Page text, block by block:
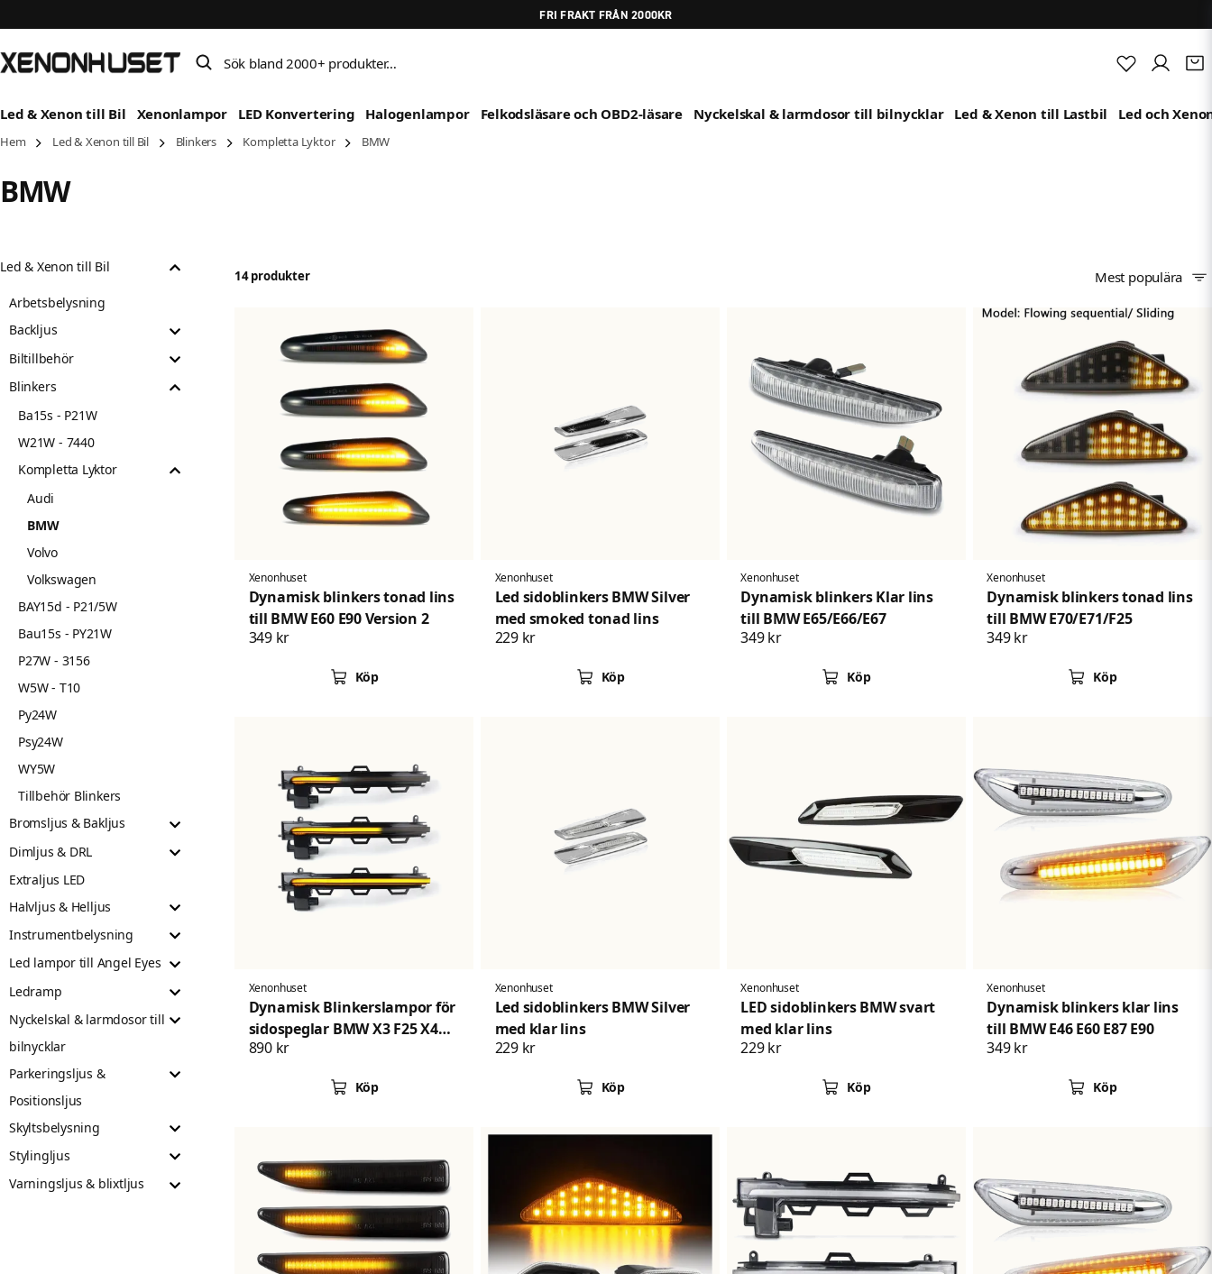
FRI FRAKT FRÅN 2000KR
Sök bland 2000+ produkter…
Led & Xenon till Bil Xenonlampor LED Konvertering Halogenlampor Felkodsläsare och OBD2-läsare Nyckelskal & larmdosor till bilnycklar Led & Xenon till Lastbil Led och
Hem Led & Xenon till Bil Blinkers Kompletta Lyktor BMW
BMW
Led & Xenon till Bil
Arbetsbelysning
Backljus
Biltillbehör
Blinkers
Ba15s - P21W
W21W - 7440
Kompletta Lyktor
Audi
BMW
Volvo
Volkswagen
BAY15d - P21/5W
Bau15s - PY21W
P27W - 3156
W5W - T10
Py24W
Psy24W
WY5W
Tillbehör Blinkers
Bromsljus & Bakljus
Dimljus & DRL
Extraljus LED
Halvljus & Helljus
Instrumentbelysning
Led lampor till Angel Eyes
Ledramp
Nyckelskal & larmdosor till
bilnycklar
Parkeringsljus &
Positionsljus
Skyltsbelysning
Stylingljus
Varningsljus & blixtljus
14 produkter Mest populära
Xenonhuset
Dynamisk blinkers tonad lins
till BMW E60 E90 Version 2
349 kr
Köp
Xenonhuset
Led sidoblinkers BMW Silver
med smoked tonad lins
229 kr
Köp
Xenonhuset
Dynamisk blinkers Klar lins
till BMW E65/E66/E67
349 kr
Köp
Xenonhuset
Dynamisk blinkers tonad lins
till BMW E70/E71/F25
349 kr
Köp
Xenonhuset
Dynamisk Blinkerslampor för
sidospeglar BMW X3 F25 X4
F26 X5 F15 X6 F16
890 kr
Köp
Xenonhuset
Led sidoblinkers BMW Silver
med klar lins
229 kr
Köp
Xenonhuset
LED sidoblinkers BMW svart
med klar lins
229 kr
Köp
Xenonhuset
Dynamisk blinkers klar lins
till BMW E46 E60 E87 E90
349 kr
Köp